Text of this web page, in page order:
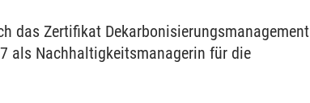
das Zertifikat Dekarbonisierungsmanagement
als Nachhaltigkeitsmanagerin für die